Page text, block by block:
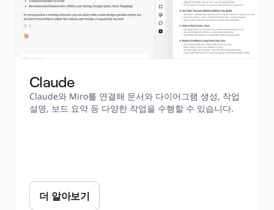
Claude
Claude와 Miro를 연결해 문서와 다이어그램 생성, 작업
설명, 보드 요약 등 다양한 작업을 수행할 수 있습니다.
더 알아보기